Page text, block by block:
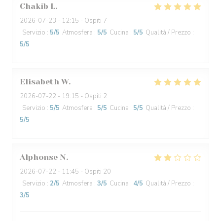
Chakib L
2026-07-23 - 12:15 - Ospiti 7
Servizio : 5/5 Atmosfera : 5/5 Cucina : 5/5 Qualità / Prezzo :
5/5
Elisabeth W
2026-07-22 - 19:15 - Ospiti 2
Servizio : 5/5 Atmosfera : 5/5 Cucina : 5/5 Qualità / Prezzo :
5/5
Alphonse N
2026-07-22 - 11:45 - Ospiti 20
Servizio : 2/5 Atmosfera : 3/5 Cucina : 4/5 Qualità / Prezzo :
3/5